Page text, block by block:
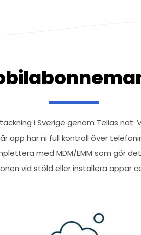
i Sverige genom Telias nät.
app har ni full kontroll över
med MDM/EMM som gör
vid stöld eller installera appar